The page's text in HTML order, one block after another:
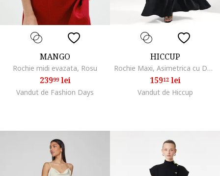
MANGO
Rochie midi evazata, Rosu
23999lei
Vandut de Fashion Days
HICCUP
Rochie Maxi, Asimetrica cu Decupaje, Neagra, Poliester
15912lei
Vandut de Hiccup